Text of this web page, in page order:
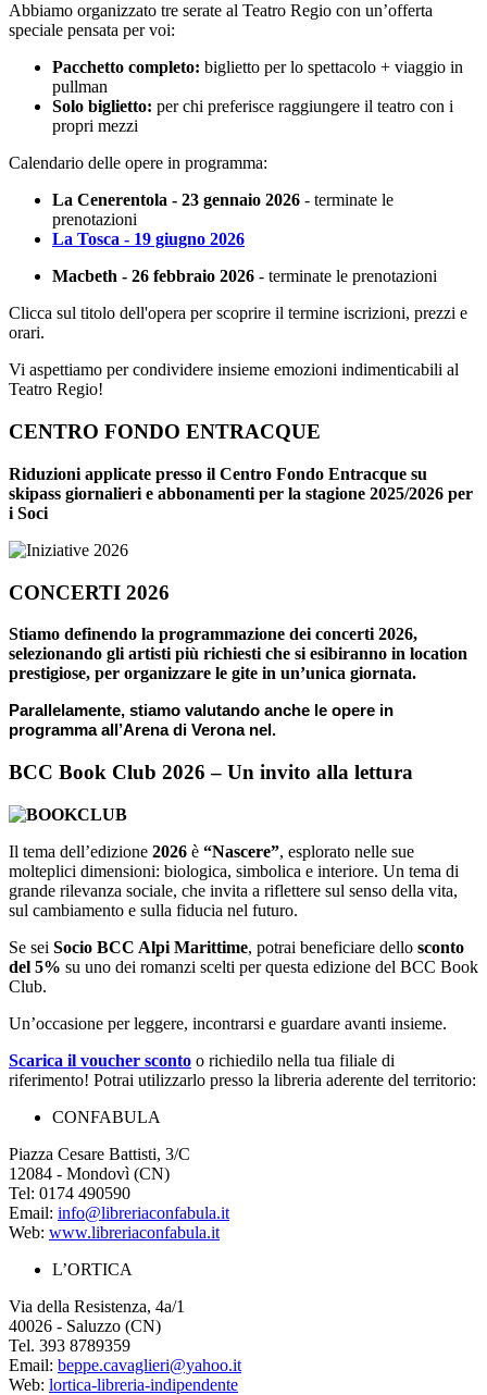
Abbiamo organizzato tre serate al Teatro Regio con un’offerta
speciale pensata per voi:
Pacchetto completo: biglietto per lo spettacolo + viaggio in
pullman
Solo biglietto: per chi preferisce raggiungere il teatro con i
propri mezzi
Calendario delle opere in programma:
La Cenerentola - 23 gennaio 2026 - terminate le
prenotazioni
La Tosca - 19 giugno 2026
Macbeth - 26 febbraio 2026 - terminate le prenotazioni
Clicca sul titolo dell'opera per scoprire il termine iscrizioni, prezzi e
orari.
Vi aspettiamo per condividere insieme emozioni indimenticabili al
Teatro Regio!
CENTRO FONDO ENTRACQUE
Riduzioni applicate presso il Centro Fondo Entracque su
skipass giornalieri e abbonamenti per la stagione 2025/2026 per
i Soci
CONCERTI 2026
Stiamo definendo la programmazione dei concerti 2026,
selezionando gli artisti più richiesti che si esibiranno in location
prestigiose, per organizzare le gite in un’unica giornata.
Parallelamente, stiamo valutando anche le opere in
programma all’Arena di Verona nel.
BCC Book Club 2026 – Un invito alla lettura
Il tema dell’edizione 2026 è “Nascere”, esplorato nelle sue
molteplici dimensioni: biologica, simbolica e interiore. Un tema di
grande rilevanza sociale, che invita a riflettere sul senso della vita,
sul cambiamento e sulla fiducia nel futuro.
Se sei Socio BCC Alpi Marittime, potrai beneficiare dello sconto
del 5% su uno dei romanzi scelti per questa edizione del BCC Book
Club.
Un’occasione per leggere, incontrarsi e guardare avanti insieme.
Scarica il voucher sconto o richiedilo nella tua filiale di
riferimento! Potrai utilizzarlo presso la libreria aderente del territorio:
CONFABULA
Piazza Cesare Battisti, 3/C
12084 - Mondovì (CN)
Tel: 0174 490590
Email: info@libreriaconfabula.it
Web: www.libreriaconfabula.it
L’ORTICA
Via della Resistenza, 4a/1
40026 - Saluzzo (CN)
Tel. 393 8789359
Email: beppe.cavaglieri@yahoo.it
Web: lortica-libreria-indipendente